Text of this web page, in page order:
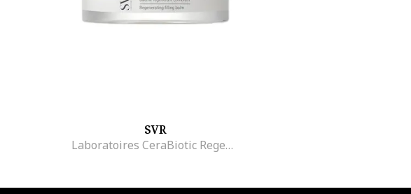
SVR
Laboratoires CeraBiotic Regeneráló krém, ceramidokkal, 50 ml